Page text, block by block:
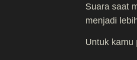
Suara saat
menjadi
Untuk kamu